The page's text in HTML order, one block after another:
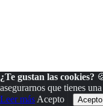
¿Te gustan las cookies?
asegurarnos que tienes
Leer más Acepto